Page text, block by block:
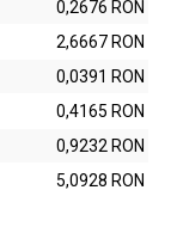
0,2676 RON
2,6667 RON
0,0391 RON
0,4165 RON
0,9232 RON
5,0928 RON